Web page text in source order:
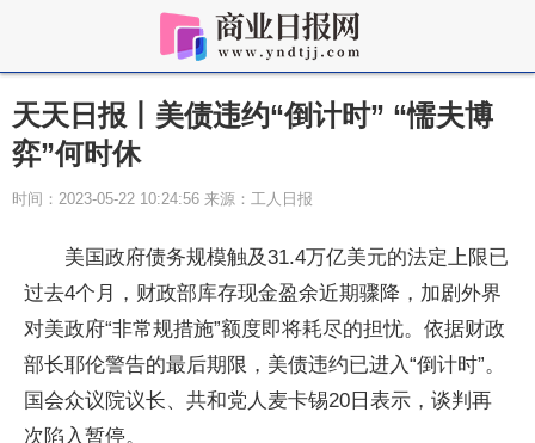
天天日报丨美债违约“倒计时” “懦夫博
弈”何时休
时间：2023-05-22 10:24:56 来源：工人日报
美国政府债务规模触及31.4万亿美元的法定上限已
过去4个月，财政部库存现金盈余近期骤降，加剧外界
对美政府“非常规措施”额度即将耗尽的担忧。依据财政
部长耶伦警告的最后期限，美债违约已进入“倒计时”。
国会众议院议长、共和党人麦卡锡20日表示，谈判再
次陷入暂停。